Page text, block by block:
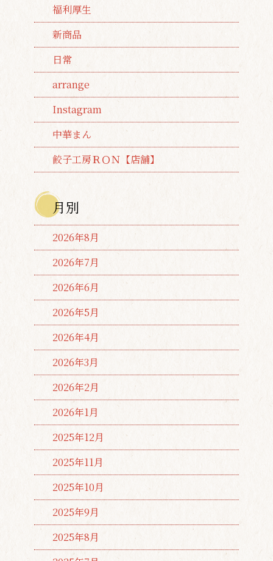
福利厚生
新商品
日常
arrange
Instagram
中華まん
餃子工房ＲＯＮ【店舗】
月別
2026年8月
2026年7月
2026年6月
2026年5月
2026年4月
2026年3月
2026年2月
2026年1月
2025年12月
2025年11月
2025年10月
2025年9月
2025年8月